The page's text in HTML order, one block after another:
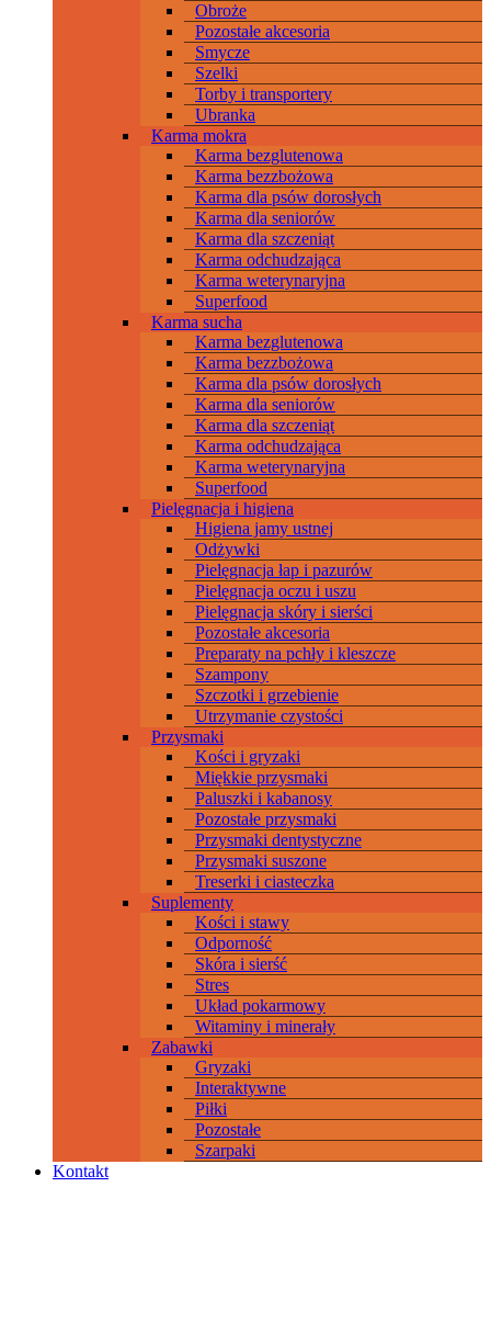
Obroże
Pozostałe akcesoria
Smycze
Szelki
Torby i transportery
Ubranka
Karma mokra
Karma bezglutenowa
Karma bezzbożowa
Karma dla psów dorosłych
Karma dla seniorów
Karma dla szczeniąt
Karma odchudzająca
Karma weterynaryjna
Superfood
Karma sucha
Karma bezglutenowa
Karma bezzbożowa
Karma dla psów dorosłych
Karma dla seniorów
Karma dla szczeniąt
Karma odchudzająca
Karma weterynaryjna
Superfood
Pielęgnacja i higiena
Higiena jamy ustnej
Odżywki
Pielęgnacja łap i pazurów
Pielęgnacja oczu i uszu
Pielęgnacja skóry i sierści
Pozostałe akcesoria
Preparaty na pchły i kleszcze
Szampony
Szczotki i grzebienie
Utrzymanie czystości
Przysmaki
Kości i gryzaki
Miękkie przysmaki
Paluszki i kabanosy
Pozostałe przysmaki
Przysmaki dentystyczne
Przysmaki suszone
Treserki i ciasteczka
Suplementy
Kości i stawy
Odporność
Skóra i sierść
Stres
Układ pokarmowy
Witaminy i minerały
Zabawki
Gryzaki
Interaktywne
Piłki
Pozostałe
Szarpaki
Kontakt